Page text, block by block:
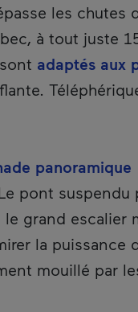
les chutes
à tout juste
adaptés aux
panoramique
pont
grand escalier
la puissance
mouillé par